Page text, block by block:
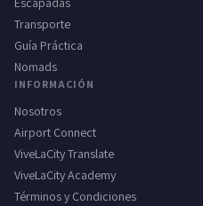
Transporte
Guía Práctica
Nomads
INFORMACIÓN
Nosotros
Airport Connect
ViveLaCity Translate
ViveLaCity Academy
Términos y Condiciones